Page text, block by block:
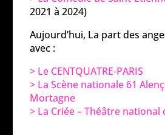
2021 à 2024)
Aujourd’hui, La part des
avec :
> Le CENTQUATRE-PARIS
> La Scène nationale 61
Mortagne
> La Criée – Théâtre national